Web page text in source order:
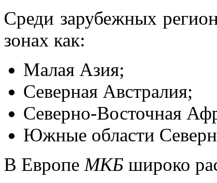
Среди зарубежных
зонах как:
Малая Азия;
Северная Австралия;
Северно-Восточная
Южные области
В Европе МКБ широко